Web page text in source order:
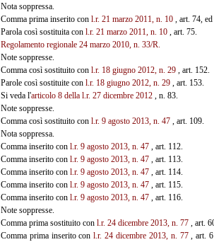
Nota soppressa.
Comma prima inserito con l.r. 21 marzo 2011, n. 10, art. 74, ed
Parola così sostituita con l.r. 21 marzo 2011, n. 10, art. 75.
Regolamento regionale 24 marzo 2010, n. 33/R.
Note soppresse.
Comma così sostituito con l.r. 18 giugno 2012, n. 29, art. 152.
Parole così sostituite con l.r. 18 giugno 2012, n. 29, art. 153.
Si veda l'articolo 8 della l.r. 27 dicembre 2012, n. 83.
Note soppresse.
Comma così sostituito con l.r. 9 agosto 2013, n. 47, art. 109.
Nota soppressa.
Comma inserito con l.r. 9 agosto 2013, n. 47, art. 112.
Comma inserito con l.r. 9 agosto 2013, n. 47, art. 113.
Comma inserito con l.r. 9 agosto 2013, n. 47, art. 114.
Comma inserito con l.r. 9 agosto 2013, n. 47, art. 115.
Comma inserito con l.r. 9 agosto 2013, n. 47, art. 116.
Note soppresse.
Comma prima sostituito con l.r. 24 dicembre 2013, n. 77, art.
Comma prima inserito conl.r. 24 dicembre 2013, n. 77, art.